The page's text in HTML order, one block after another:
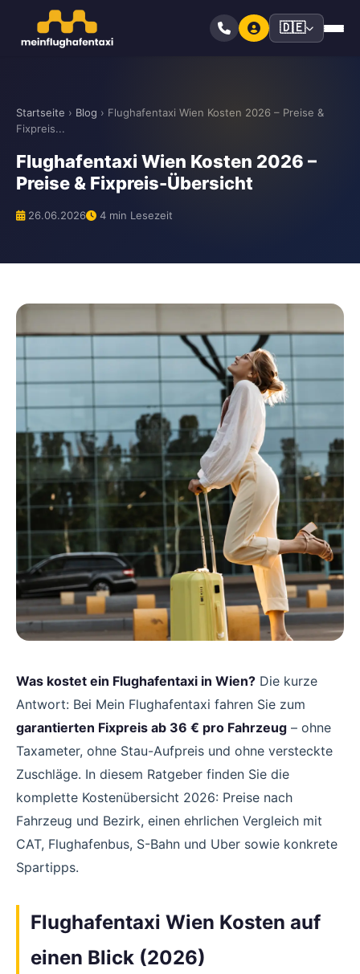
🇩🇪
Startseite › Blog › Flughafentaxi Wien Kosten 2026 – Preise &
Fixpreis...
Flughafentaxi Wien Kosten 2026 –
Preise & Fixpreis-Übersicht
26.06.2026 4 min Lesezeit
Was kostet ein Flughafentaxi in Wien? Die kurze
Antwort: Bei Mein Flughafentaxi fahren Sie zum
garantierten Fixpreis ab 36 € pro Fahrzeug – ohne
Taxameter, ohne Stau-Aufpreis und ohne versteckte
Zuschläge. In diesem Ratgeber finden Sie die
komplette Kostenübersicht 2026: Preise nach
Fahrzeug und Bezirk, einen ehrlichen Vergleich mit
CAT, Flughafenbus, S-Bahn und Uber sowie konkrete
Spartipps.
Flughafentaxi Wien Kosten auf
einen Blick (2026)